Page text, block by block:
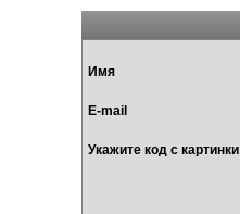
Имя
E-mail
Укажите код с картинки